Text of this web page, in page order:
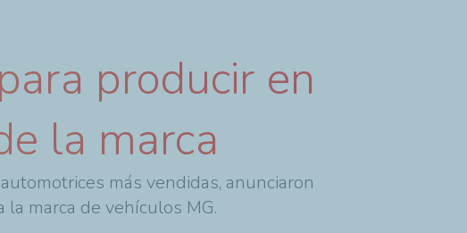
producir en
la marca
más vendidas, anunciaron
la marca de vehículos MG.